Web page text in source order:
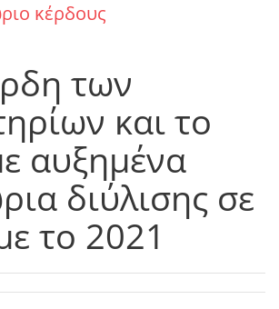
κέρδους
των
και το
αυξημένα
διύλισης σε
το 2021